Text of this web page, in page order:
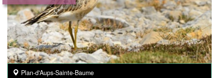
Plan-d'Aups-Sainte-Baume